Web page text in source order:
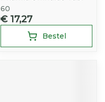
60
€ 17,27
Bestel